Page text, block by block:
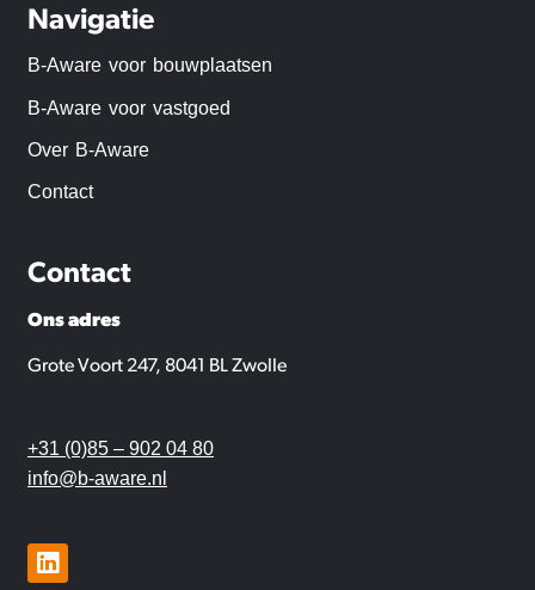
Navigatie
B-Aware voor bouwplaatsen
B-Aware voor vastgoed
Over B-Aware
Contact
Contact
Ons adres
Grote Voort 247, 8041 BL Zwolle
+31 (0)85 – 902 04 80
info@b-aware.nl